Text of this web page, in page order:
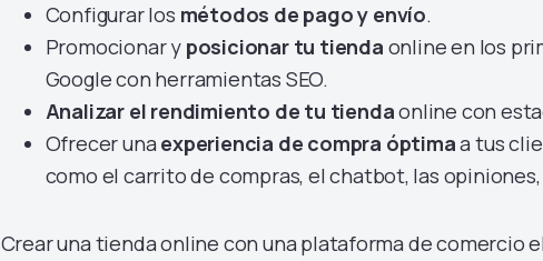
Configurar los métodos de pago y envío.
Promocionar y posicionar tu tienda online en los
Google con herramientas SEO.
Analizar el rendimiento de tu tiendaonline con
Ofrecer una experiencia de compra óptimaa tus
como el carrito de compras, el chatbot, las
Crear una tienda online con una plataforma de comercio